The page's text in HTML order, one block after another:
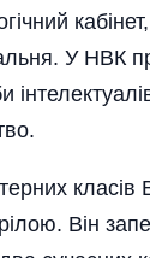
У НВК
Він